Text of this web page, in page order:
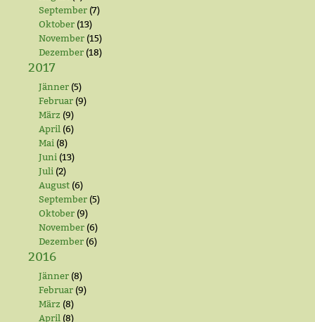
September (7)
Oktober (13)
November (15)
Dezember (18)
2017
Jänner (5)
Februar (9)
März (9)
April (6)
Mai (8)
Juni (13)
Juli (2)
August (6)
September (5)
Oktober (9)
November (6)
Dezember (6)
2016
Jänner (8)
Februar (9)
März (8)
April (8)